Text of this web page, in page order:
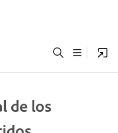
de los